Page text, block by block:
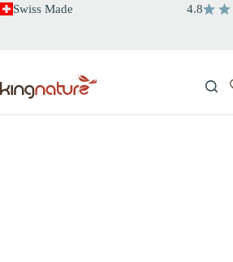
SaltaSwiss Made 4.8